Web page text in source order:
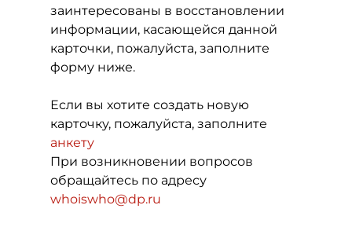
заинтересованы в восстановлении
информации, касающейся данной
карточки, пожалуйста, заполните
форму ниже.
Если вы хотите создать новую
карточку, пожалуйста, заполните
анкету
При возникновении вопросов
обращайтесь по адресу
whoiswho@dp.ru